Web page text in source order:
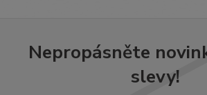
Nepropásněte
slevy!